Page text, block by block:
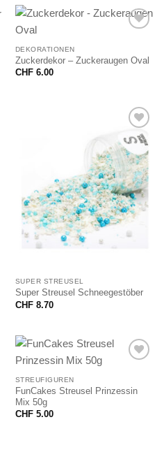
DEKORATIONEN
Zuckerdekor – Zuckeraugen Oval
CHF6.00
SUPER STREUSEL
Super Streusel Schneegestöber
CHF8.70
STREUFIGUREN
FunCakes Streusel Prinzessin
Mix 50g
CHF5.00